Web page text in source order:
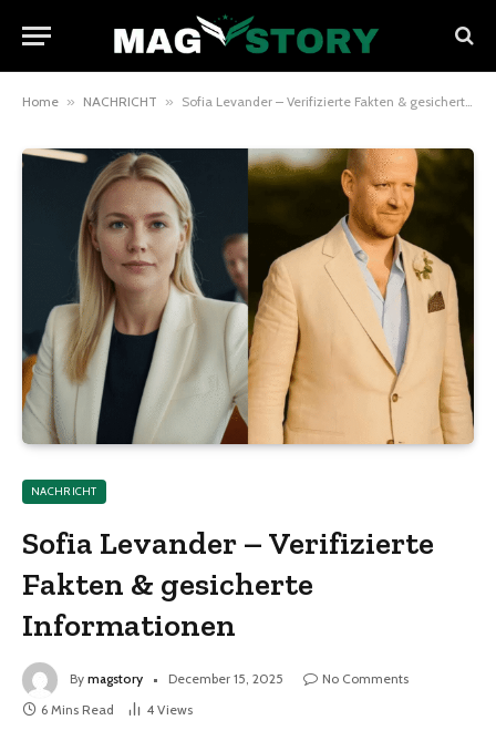
Home » NACHRICHT » Sofia Levander – Verifizierte Fakten & gesicherte Informationen
NACHRICHT
Sofia Levander – Verifizierte
Fakten & gesicherte
Informationen
By magstory December 15, 2025
No Comments
6 Mins Read
4 Views